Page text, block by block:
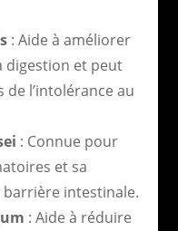
: Aide à améliorer
digestion et peut
l’intolérance au
: Connue pour
et sa
intestinale.
: Aide à réduire